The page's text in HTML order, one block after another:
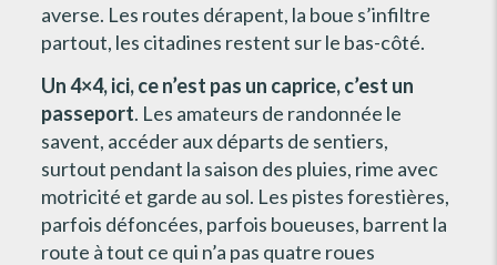
averse. Les routes dérapent, la boue s’infiltre
partout, les citadines restent sur le bas-côté.
Un 4×4, ici, ce n’est pas un caprice, c’est un
passeport. Les amateurs de randonnée le
savent, accéder aux départs de sentiers,
surtout pendant la saison des pluies, rime avec
motricité et garde au sol. Les pistes forestières,
parfois défoncées, parfois boueuses, barrent la
route à tout ce qui n’a pas quatre roues